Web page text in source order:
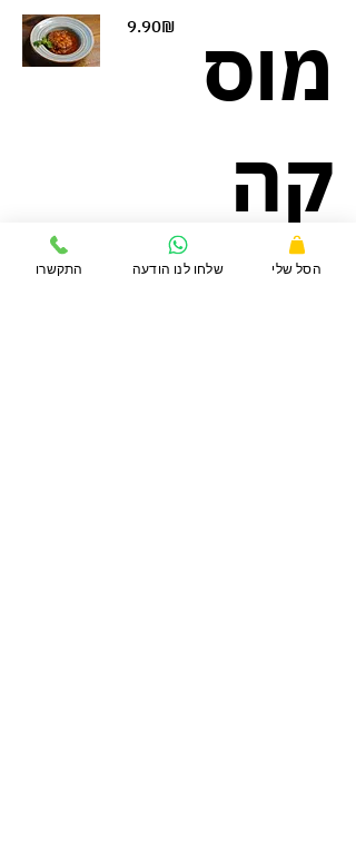
מוס
קה
‏9.90 ‏₪
התקשרו שלחו לנו הודעה הסל שלי